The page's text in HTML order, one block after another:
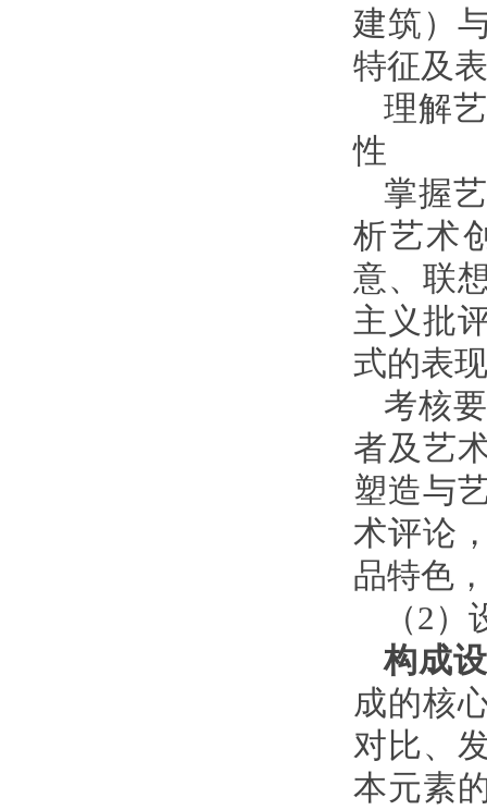
建筑）
特征及
理解
性
掌握
析艺术
意、联
主义批
式的表
考核
者及艺
塑造与
术评论
品特色
（2
构成
成的核
对比、
本元素